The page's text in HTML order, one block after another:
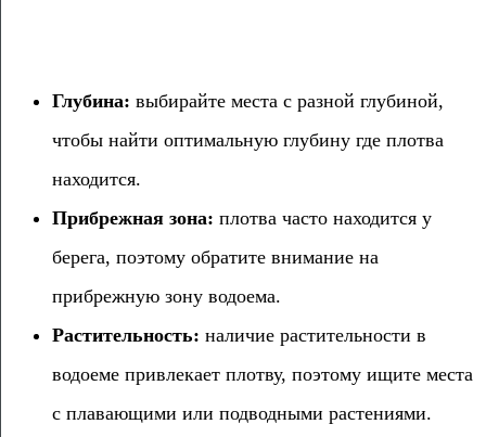
Глубина: выбирайте места с разной глубиной,
чтобы найти оптимальную глубину где плотва
находится.
Прибрежная зона: плотва часто находится у
берега, поэтому обратите внимание на
прибрежную зону водоема.
Растительность: наличие растительности в
водоеме привлекает плотву, поэтому ищите места
с плавающими или подводными растениями.